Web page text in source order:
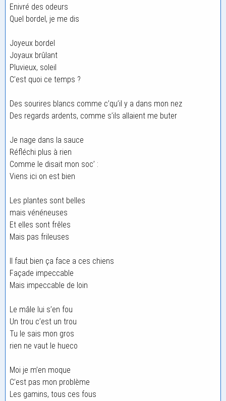
Enivré des odeurs
Quel bordel, je me dis
Joyeux bordel
Joyaux brûlant
Pluvieux, soleil
C’est quoi ce temps ?
Des sourires blancs comme c’qu’il y a dans mon nez
Des regards ardents, comme s’ils allaient me buter
Je nage dans la sauce
Réfléchi plus à rien
Comme le disait mon soc’ :
Viens ici on est bien
Les plantes sont belles
mais vénéneuses
Et elles sont frêles
Mais pas frileuses
Il faut bien ça face a ces chiens
Façade impeccable
Mais impeccable de loin
Le mâle lui s’en fou
Un trou c’est un trou
Tu le sais mon gros
rien ne vaut le hueco
Moi je m’en moque
C’est pas mon problème
Les gamins, tous ces fous